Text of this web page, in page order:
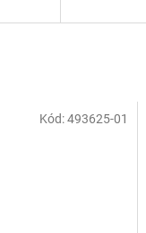
Kód:493625-01